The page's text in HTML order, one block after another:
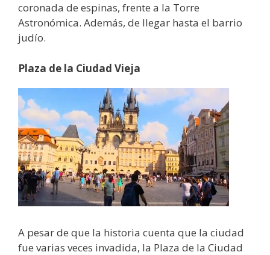
coronada de espinas, frente a la Torre
Astronómica. Además, de llegar hasta el barrio
judío.
Plaza de la Ciudad Vieja
A pesar de que la historia cuenta que la ciudad
fue varias veces invadida, la Plaza de la Ciudad